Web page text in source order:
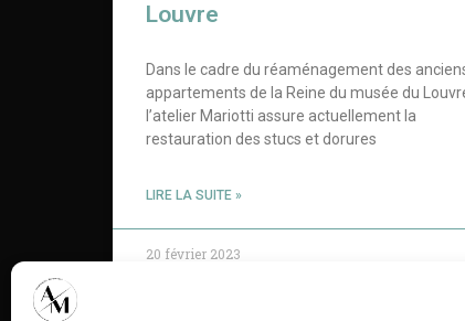
Louvre
Dans le cadre du réaménagement des
appartements de la Reine du musée du
l’atelier Mariotti assure actuellement la
restauration des stucs et dorures
LIRE LA SUITE »
20 février 2023